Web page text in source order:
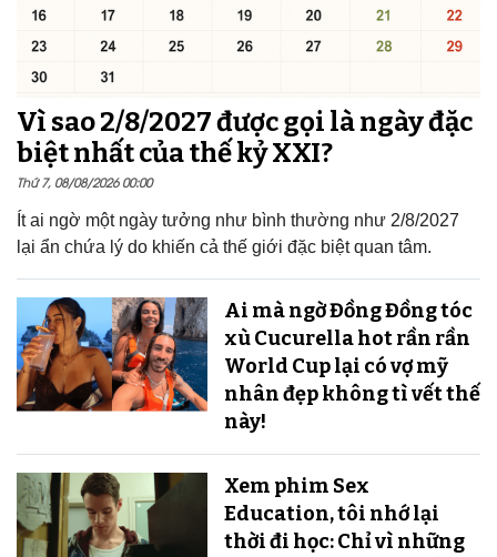
Vì sao 2/8/2027 được gọi là ngày đặc
biệt nhất của thế kỷ XXI?
Thứ 7, 08/08/2026 00:00
Ít ai ngờ một ngày tưởng như bình thường như 2/8/2027
lại ẩn chứa lý do khiến cả thế giới đặc biệt quan tâm.
Ai mà ngờ Đồng Đồng tóc
xù Cucurella hot rần rần
World Cup lại có vợ mỹ
nhân đẹp không tì vết thế
này!
Xem phim Sex
Education, tôi nhớ lại
thời đi học: Chỉ vì những